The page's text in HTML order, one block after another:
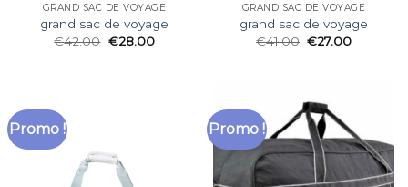
GRAND SAC DE VOYAGE
grand sac de voyage
€42.00 €28.00
GRAND SAC DE VOYAGE
grand sac de voyage
€41.00 €27.00
Promo ! Promo !